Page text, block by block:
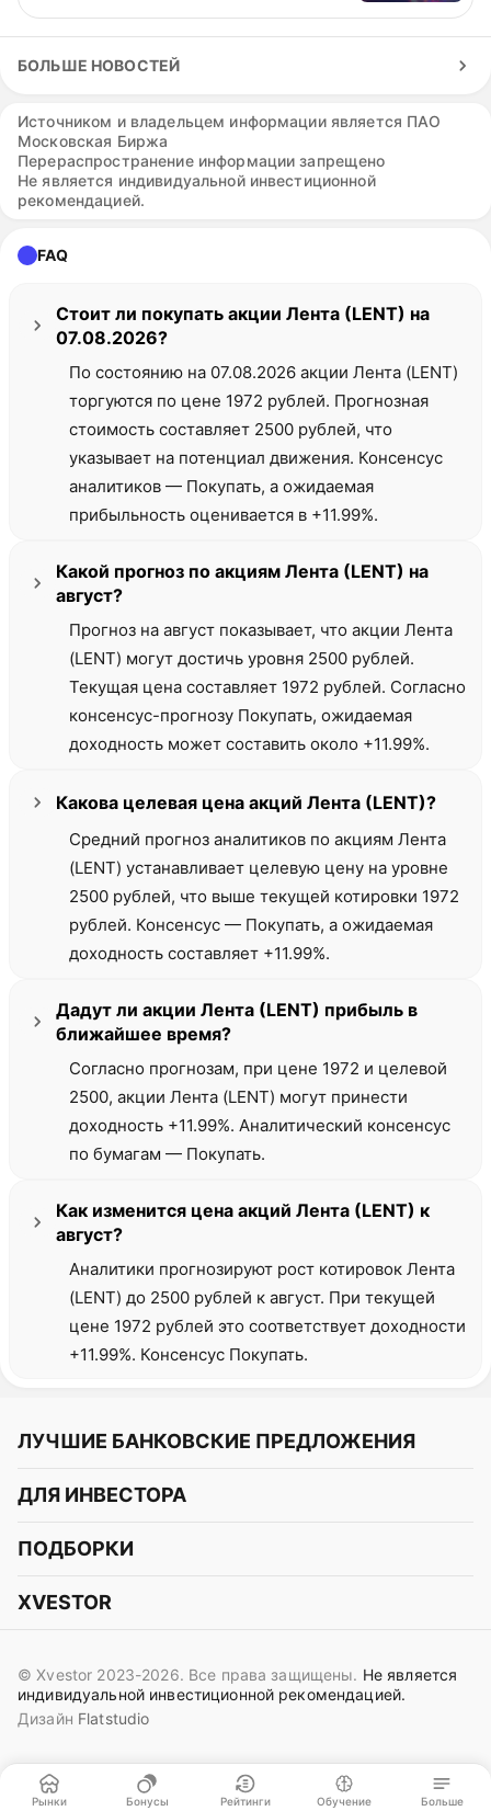
БОЛЬШЕ НОВОСТЕЙ
Источником и владельцем информации является ПАО
Московская Биржа
Перераспространение информации запрещено
Не является индивидуальной инвестиционной
рекомендацией.
FAQ
Стоит ли покупать акции Лента (LENT) на
07.08.2026?
По состоянию на 07.08.2026 акции Лента (LENT)
торгуются по цене 1972 рублей. Прогнозная
стоимость составляет 2500 рублей, что
указывает на потенциал движения. Консенсус
аналитиков — Покупать, а ожидаемая
прибыльность оценивается в +11.99%.
Какой прогноз по акциям Лента (LENT) на
август?
Прогноз на август показывает, что акции Лента
(LENT) могут достичь уровня 2500 рублей.
Текущая цена составляет 1972 рублей. Согласно
консенсус-прогнозу Покупать, ожидаемая
доходность может составить около +11.99%.
Какова целевая цена акций Лента (LENT)?
Средний прогноз аналитиков по акциям Лента
(LENT) устанавливает целевую цену на уровне
2500 рублей, что выше текущей котировки 1972
рублей. Консенсус — Покупать, а ожидаемая
доходность составляет +11.99%.
Дадут ли акции Лента (LENT) прибыль в
ближайшее время?
Согласно прогнозам, при цене 1972 и целевой
2500, акции Лента (LENT) могут принести
доходность +11.99%. Аналитический консенсус
по бумагам — Покупать.
Как изменится цена акций Лента (LENT) к
август?
Аналитики прогнозируют рост котировок Лента
(LENT) до 2500 рублей к август. При текущей
цене 1972 рублей это соответствует доходности
+11.99%. Консенсус Покупать.
ЛУЧШИЕ БАНКОВСКИЕ ПРЕДЛОЖЕНИЯ
Альфа-Банк
СБЕР
Газпромбанк
OZON Банк
Совкомбанк
ОТП Банк
ДЛЯ ИНВЕСТОРА
Курс акций
Курс облигаций
Прогнозы на криптовалюты
Идеи инвест аналитиков
Сигналы трейдеров
ПОДБОРКИ
Подборки акций
Подборки облигаций
XVESTOR
Вконтакте
Поддержка в Telegram
Контакты
Пользовательское соглашение
© Xvestor 2023-2026. Все права защищены. Не является
индивидуальной инвестиционной рекомендацией.
Дизайн Flatstudio
Рынки Бонусы Рейтинги Обучение Больше